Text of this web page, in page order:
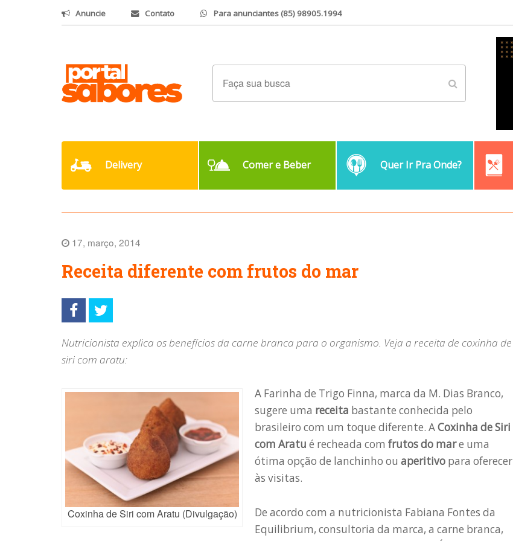
Anuncie Contato Para anunciantes (85) 98905.1994
Delivery Comer e Beber Quer Ir Pra Onde?
17, março, 2014
Receita diferente com frutos do mar
Nutricionista explica os benefícios da carne branca para o organismo. Veja a receita de coxinha de
siri com aratu:
Coxinha de Siri com Aratu (Divulgação)
A Farinha de Trigo Finna, marca da M. Dias Branco,
sugere uma receita bastante conhecida pelo
brasileiro com um toque diferente. ACoxinha de Siri
com Aratu é recheada com frutos do mare uma
ótima opção de lanchinho ou aperitivo para oferecer
às visitas.
De acordo com a nutricionista Fabiana Fontes da
Equilibrium, consultoria da marca, a carne branca,